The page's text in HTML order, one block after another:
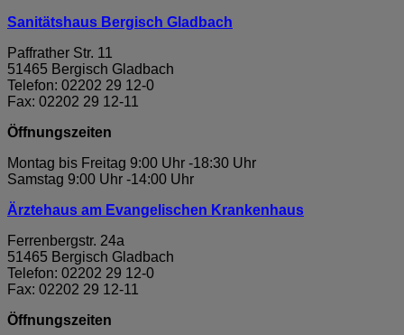
Sanitätshaus Bergisch Gladbach
Paffrather Str. 11
51465 Bergisch Gladbach
Telefon: 02202 29 12-0
Fax: 02202 29 12-11
Öffnungszeiten
Montag bis Freitag 9:00 Uhr -18:30 Uhr
Samstag 9:00 Uhr -14:00 Uhr
Ärztehaus am Evangelischen Krankenhaus
Ferrenbergstr. 24a
51465 Bergisch Gladbach
Telefon: 02202 29 12-0
Fax: 02202 29 12-11
Öffnungszeiten